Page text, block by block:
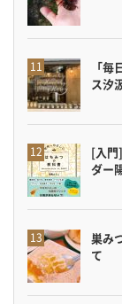
「
ス汐
[入門
ダー
巣み
て